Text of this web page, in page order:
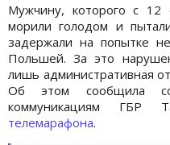
Мужчину, которого с 12
морили голодом и
задержали на попытке
Польшей. За это
лишь административная
Об этом сообщила
коммуникациям ГБР
телемарафона.